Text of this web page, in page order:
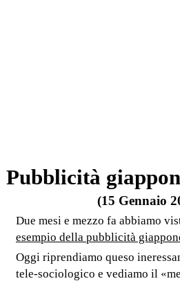
Pubblicità
(15 Gennaio
Due mesi e mezzo fa abbiamo
esempio della pubblicità
Oggi riprendiamo queso
tele-sociologico e vediamo il